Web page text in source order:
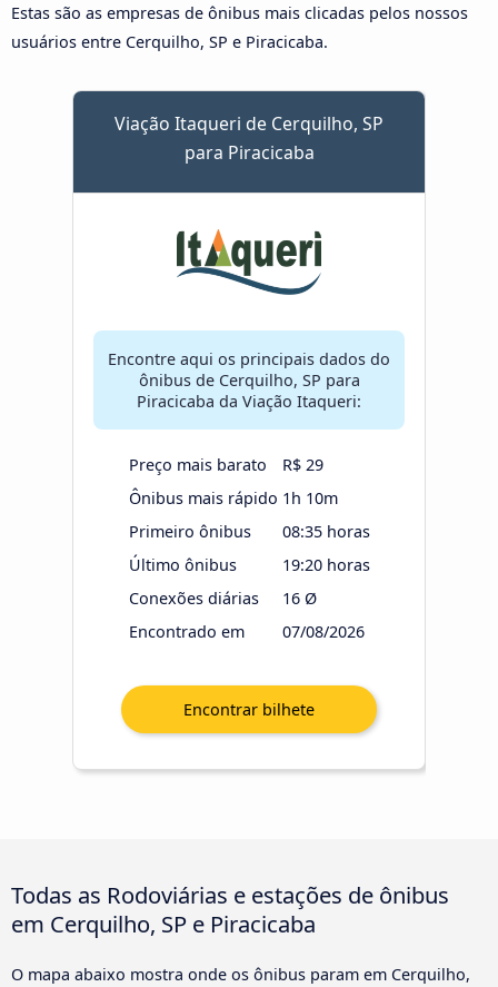
Estas são as empresas de ônibus mais clicadas pelos nossos
usuários entre Cerquilho, SP e Piracicaba.
Viação Itaqueri de Cerquilho, SP
para Piracicaba
Encontre aqui os principais dados do
ônibus de Cerquilho, SP para
Piracicaba da Viação Itaqueri:
Preço mais barato
R$ 29
Ônibus mais rápido 1h 10m
Primeiro ônibus
08:35 horas
Último ônibus
19:20 horas
Conexões diárias
16 Ø
Encontrado em
07/08/2026
Todas as Rodoviárias e estações de ônibus
em Cerquilho, SP e Piracicaba
O mapa abaixo mostra onde os ônibus param em Cerquilho,